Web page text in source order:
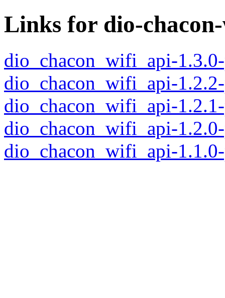
Links for dio-
dio_chacon_wifi_api-
dio_chacon_wifi_api-
dio_chacon_wifi_api-
dio_chacon_wifi_api-
dio_chacon_wifi_api-